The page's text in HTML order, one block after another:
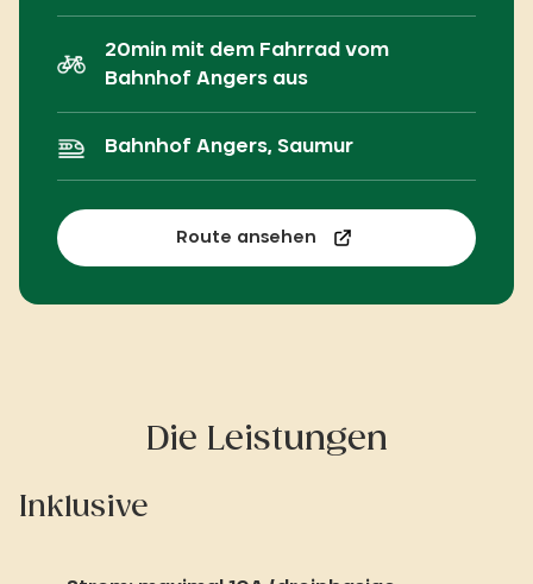
20min mit dem Fahrrad vom
Bahnhof Angers aus
Bahnhof Angers, Saumur
Route ansehen
Die Leistungen
Inklusive